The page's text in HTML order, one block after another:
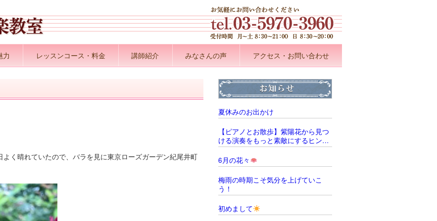
力 レッスンコース・料金 講師紹介 みなさんの声 アクセス・お問い合わせ
く晴れていたので、バラを見に東京ローズガーデン紀尾井町
夏休みのお出かけ
【ピアノとお散歩】紫陽花から見つ
ける演奏をもっと素敵にするヒント
̖́‐
6月の花々
梅雨の時期こそ気分を上げていこ
う！
初めまして